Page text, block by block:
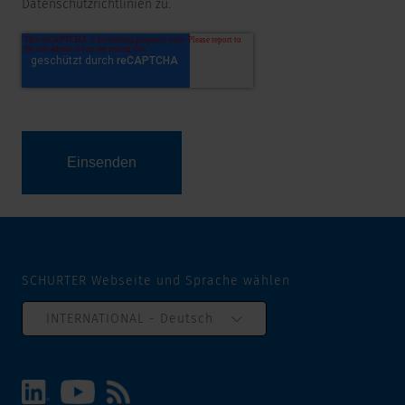
Datenschutzrichtlinien zu.
SCHURTER Webseite und Sprache wählen
INTERNATIONAL - Deutsch